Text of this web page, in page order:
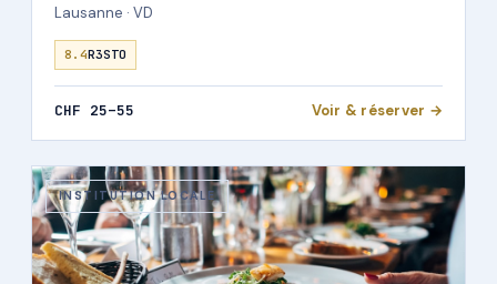
Lausanne · VD
8.4R3STO
CHF 25–55 Voir & réserver →
INSTITUTION LOCALE